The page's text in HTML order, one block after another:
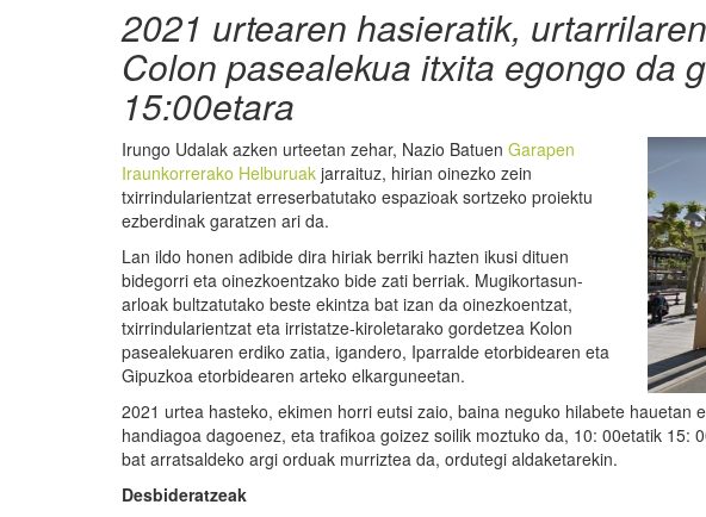
2021 urtearen hasieratik,
Colon pasealekua itxita egongo da
15:00etara
Irungo Udalak azken urteetan zehar, Nazio Batuen Garapen
Iraunkorrerako Helburuak jarraituz, hirian oinezko zein
txirrindularientzat erreserbatutako espazioak sortzeko proiektu
ezberdinak garatzen ari da.
Lan ildo honen adibide dira hiriak berriki hazten ikusi dituen
bidegorri eta oinezkoentzako bide zati berriak. Mugikortasun-
arloak bultzatutako beste ekintza bat izan da oinezkoentzat,
txirrindularientzat eta irristatze-kiroletarako gordetzea Kolon
pasealekuaren erdiko zatia, igandero, Iparralde etorbidearen eta
Gipuzkoa etorbidearen arteko elkarguneetan.
2021 urtea hasteko, ekimen horri eutsi zaio, baina neguko hilabete
handiagoa dagoenez, eta trafikoa goizez soilik moztuko da, 10: 00etatik 15:
bat arratsaldeko argi orduak murriztea da, ordutegi aldaketarekin.
Desbideratzeak